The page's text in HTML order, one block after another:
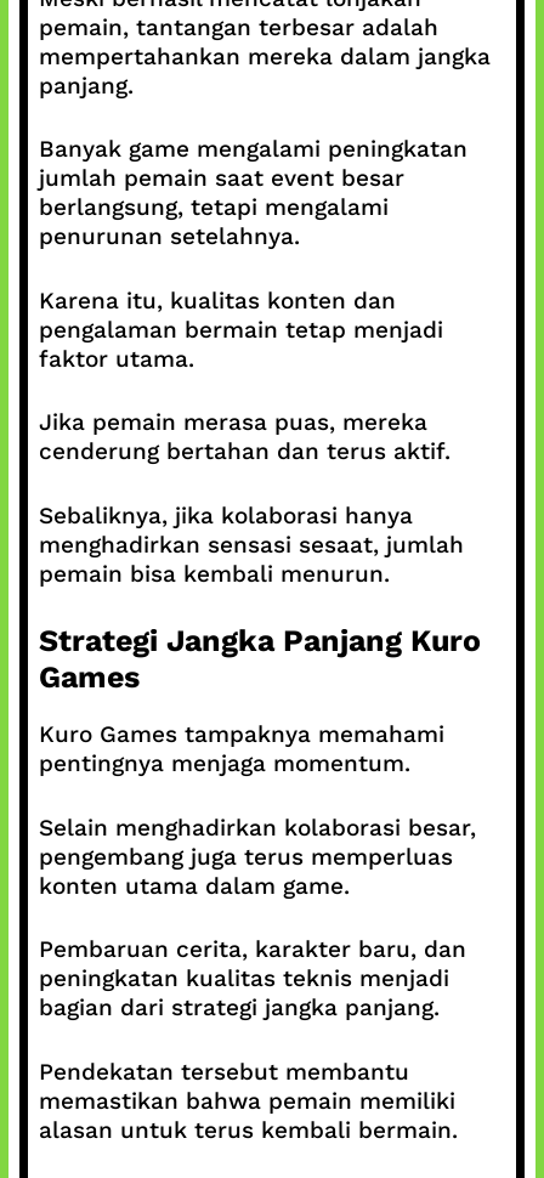
pemain, tantangan terbesar adalah
mempertahankan mereka dalam jangka
panjang.
Banyak game mengalami peningkatan
jumlah pemain saat event besar
berlangsung, tetapi mengalami
penurunan setelahnya.
Karena itu, kualitas konten dan
pengalaman bermain tetap menjadi
faktor utama.
Jika pemain merasa puas, mereka
cenderung bertahan dan terus aktif.
Sebaliknya, jika kolaborasi hanya
menghadirkan sensasi sesaat, jumlah
pemain bisa kembali menurun.
Strategi Jangka Panjang Kuro
Games
Kuro Games tampaknya memahami
pentingnya menjaga momentum.
Selain menghadirkan kolaborasi besar,
pengembang juga terus memperluas
konten utama dalam game.
Pembaruan cerita, karakter baru, dan
peningkatan kualitas teknis menjadi
bagian dari strategi jangka panjang.
Pendekatan tersebut membantu
memastikan bahwa pemain memiliki
alasan untuk terus kembali bermain.